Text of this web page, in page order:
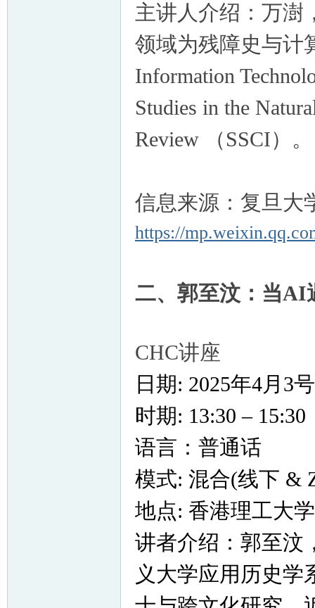
主讲人介绍： 万澍
领域为残障史与计
Information
Studies in the
Review （SSCI）。
信息来源：复旦大
https://
二、郭至汶：当AI
CHC讲座
日期: 2025年4月3号
时期: 13:30 – 15:30
语言：普通话
模式: 混合(线下 &
地点: 香港理工大
讲者介绍：郭至汶
义大学应用历史学